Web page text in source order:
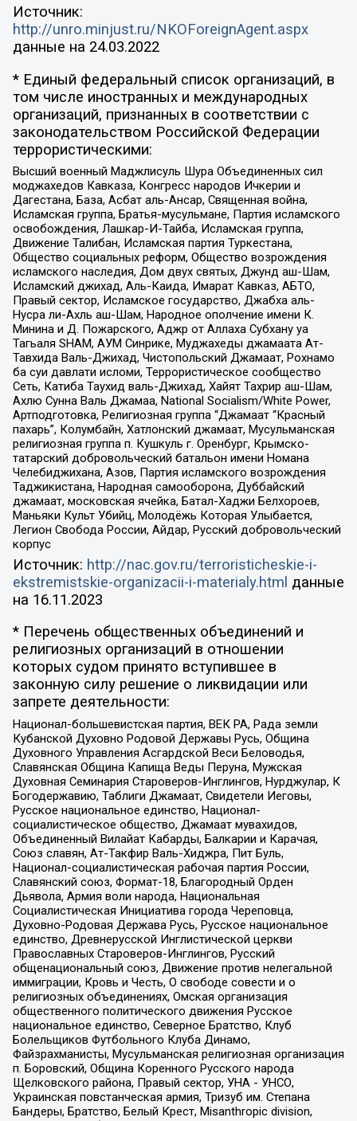
Источник:
http://unro.minjust.ru/NKOForeignAgent.aspx
данные на 24.03.2022
* Единый федеральный список организаций, в
том числе иностранных и международных
организаций, признанных в соответствии с
законодательством Российской Федерации
террористическими:
Высший военный Маджлисуль Шура Объединенных сил
моджахедов Кавказа, Конгресс народов Ичкерии и
Дагестана, База, Асбат аль-Ансар, Священная война,
Исламская группа, Братья-мусульмане, Партия исламского
освобождения, Лашкар-И-Тайба, Исламская группа,
Движение Талибан, Исламская партия Туркестана,
Общество социальных реформ, Общество возрождения
исламского наследия, Дом двух святых, Джунд аш-Шам,
Исламский джихад, Аль-Каида, Имарат Кавказ, АБТО,
Правый сектор, Исламское государство, Джабха аль-
Нусра ли-Ахль аш-Шам, Народное ополчение имени К.
Минина и Д. Пожарского, Аджр от Аллаха Субхану уа
Тагьаля SHAM, АУМ Синрике, Муджахеды джамаата Ат-
Тавхида Валь-Джихад, Чистопольский Джамаат, Рохнамо
ба суи давлати исломи, Террористическое сообщество
Сеть, Катиба Таухид валь-Джихад, Хайят Тахрир аш-Шам,
Ахлю Сунна Валь Джамаа, National Socialism/White Power,
Артподготовка, Религиозная группа “Джамаат “Красный
пахарь”, Колумбайн, Хатлонский джамаат, Мусульманская
религиозная группа п. Кушкуль г. Оренбург, Крымско-
татарский добровольческий батальон имени Номана
Челебиджихана, Азов, Партия исламского возрождения
Таджикистана, Народная самооборона, Дуббайский
джамаат, московская ячейка, Батал-Хаджи Белхороев,
Маньяки Культ Убийц, Молодёжь Которая Улыбается,
Легион Свобода России, Айдар, Русский добровольческий
корпус
Источник: http://nac.gov.ru/terroristicheskie-i-
ekstremistskie-organizacii-i-materialy.html данные
на 16.11.2023
* Перечень общественных объединений и
религиозных организаций в отношении
которых судом принято вступившее в
законную силу решение о ликвидации или
запрете деятельности:
Национал-большевистская партия, ВЕК РА, Рада земли
Кубанской Духовно Родовой Державы Русь, Община
Духовного Управления Асгардской Веси Беловодья,
Славянская Община Капища Веды Перуна, Мужская
Духовная Семинария Староверов-Инглингов, Нурджулар, К
Богодержавию, Таблиги Джамаат, Свидетели Иеговы,
Русское национальное единство, Национал-
социалистическое общество, Джамаат мувахидов,
Объединенный Вилайат Кабарды, Балкарии и Карачая,
Союз славян, Ат-Такфир Валь-Хиджра, Пит Буль,
Национал-социалистическая рабочая партия России,
Славянский союз, Формат-18, Благородный Орден
Дьявола, Армия воли народа, Национальная
Социалистическая Инициатива города Череповца,
Духовно-Родовая Держава Русь, Русское национальное
единство, Древнерусской Инглистической церкви
Православных Староверов-Инглингов, Русский
общенациональный союз, Движение против нелегальной
иммиграции, Кровь и Честь, О свободе совести и о
религиозных объединениях, Омская организация
общественного политического движения Русское
национальное единство, Северное Братство, Клуб
Болельщиков Футбольного Клуба Динамо,
Файзрахманисты, Мусульманская религиозная организация
п. Боровский, Община Коренного Русского народа
Щелковского района, Правый сектор, УНА - УНСО,
Украинская повстанческая армия, Тризуб им. Степана
Бандеры, Братство, Белый Крест, Misanthropic division,